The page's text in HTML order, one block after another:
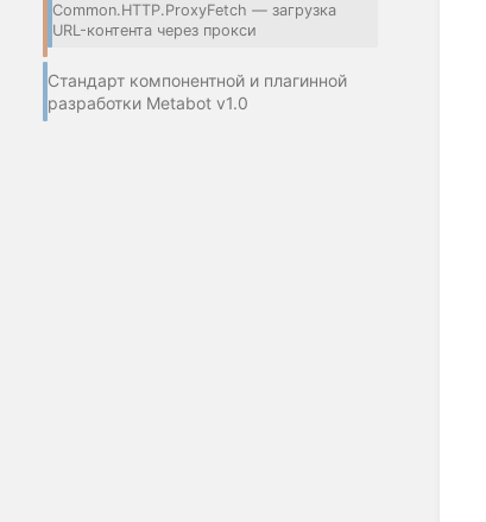
Common.HTTP.ProxyFetch — загрузка
URL-контента через прокси
Стандарт компонентной и плагинной
разработки Metabot v1.0